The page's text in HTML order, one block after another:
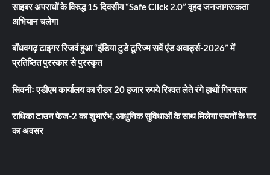
साइबर अपराधों के विरुद्ध 15 दिवसीय “Safe Click 2.0” वृहद जनजागरूकता
अभियान चलेगा
बाँधवगढ़ टाइगर रिजर्व हुआ “इंडिया टुडे टूरिज्म सर्वे एंड अवार्ड्स-2026” में
प्रतिष्ठित पुरस्कार से पुरस्कृत
सिवनीः एडीएम कार्यालय का रीडर 20 हजार रुपये रिश्वत लेते रंगे हाथों गिरफ्तार
राधिका टाउन फेज-2 का शुभारंभ, आधुनिक सुविधाओं के साथ मिलेगा सपनों के घर
का अवसर